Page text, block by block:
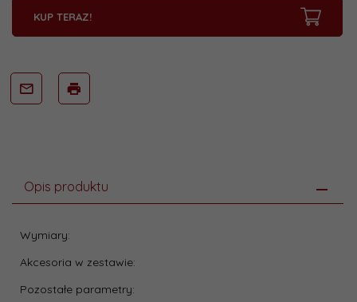
KUP TERAZ!
Opis produktu
Wymiary:
Akcesoria w zestawie:
Pozostałe parametry: